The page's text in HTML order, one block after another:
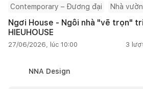
Contemporary – Đương đại Nhà vườn
Ngơi House - Ngôi nhà "vẽ trọn"
HIEUHOUSE
27/06/2026, lúc 10:00 3
NNA Design